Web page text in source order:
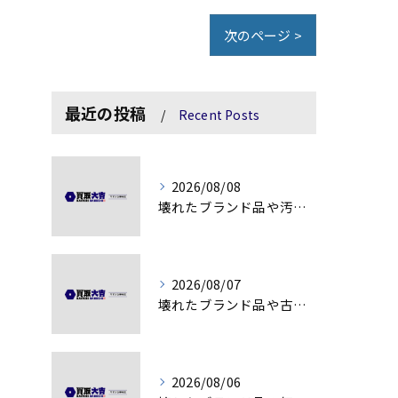
次のページ >
最近の投稿 Recent Posts
2026/08/08
壊れたブランド品や汚れアクセサリーの買取価値解説
2026/08/07
壊れたブランド品や古物の価値を見極める秘訣
2026/08/06